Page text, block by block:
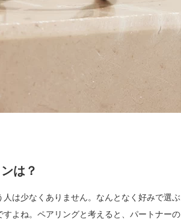
は？
は少なくありません。なんとなく好みで選ぶ
よね。ペアリングと考えると、パートナーの